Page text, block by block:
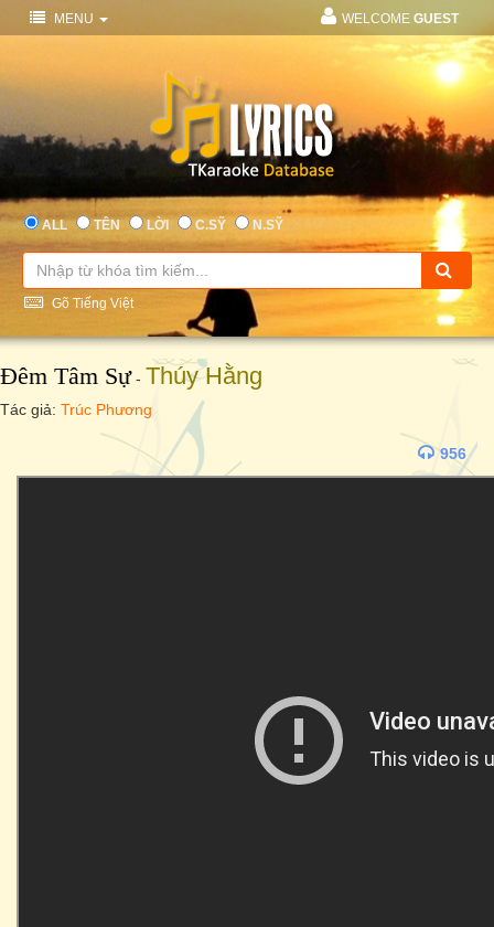
MENU WELCOME GUEST
ALL TÊN LỜI C.SỸ N.SỸ
Gõ Tiếng Việt
Đêm Tâm Sự- Thúy Hằng
Tác giả: Trúc Phương
956